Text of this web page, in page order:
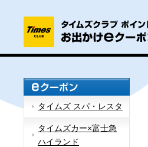
タイムズ スパ・レスタ
タイムズカー×富士急
ハイランド